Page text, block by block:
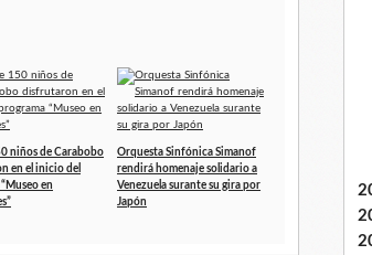
niños de Carabobo
en el inicio del
en
Orquesta Sinfónica Simanof
rendirá homenaje solidario a
Venezuela surante su gira por
Japón